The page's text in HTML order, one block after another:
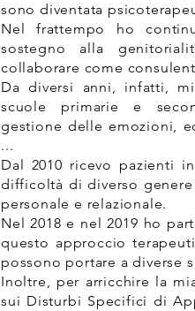
sono diventata
Nel frattempo ho
sostegno alla
collaborare come
Da diversi anni, infatti,
scuole primarie e
gestione delle emozioni,
...
Dal 2010 ricevo pazienti
difficoltà di diverso
personale e
Nel 2018 e nel 2019 ho
questo approccio
possono portare a diverse
Inoltre, per arricchire la
sui Disturbi Specifici di